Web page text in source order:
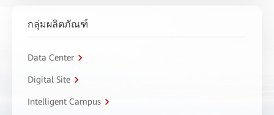
กลุ่มผลิตภัณฑ์
Data Center
Digital Site
Intelligent Campus